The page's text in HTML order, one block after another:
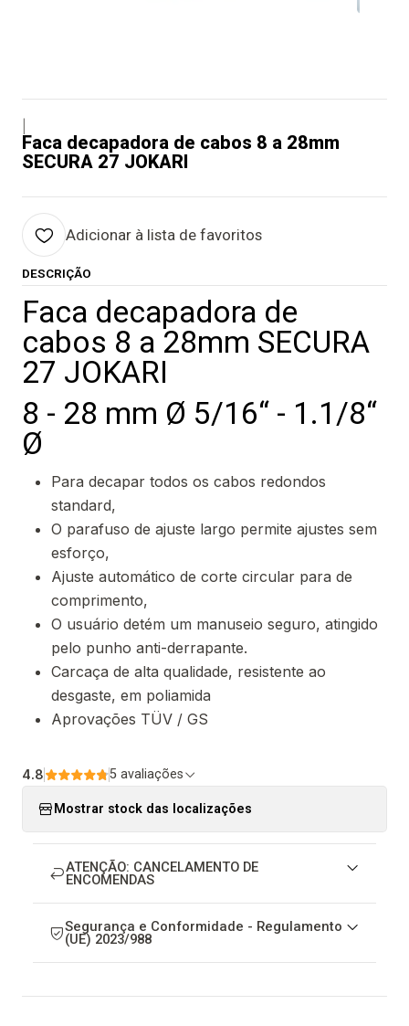
Faca decapadora de cabos 8 a 28mm
SECURA 27 JOKARI
Adicionar à lista de favoritos
DESCRIÇÃO
Faca decapadora de
cabos 8 a 28mm SECURA
27 JOKARI
8 - 28 mm Ø 5/16“ - 1.1/8“
Ø
Para decapar todos os cabos redondos
standard,
O parafuso de ajuste largo permite ajustes sem
esforço,
Ajuste automático de corte circular para de
comprimento,
O usuário detém um manuseio seguro, atingido
pelo punho anti-derrapante.
Carcaça de alta qualidade, resistente ao
desgaste, em poliamida
Aprovações TÜV / GS
4.8 5 avaliações
Mostrar stock das localizações
ATENÇÃO: CANCELAMENTO DE
ENCOMENDAS
Segurança e Conformidade - Regulamento
(UE) 2023/988